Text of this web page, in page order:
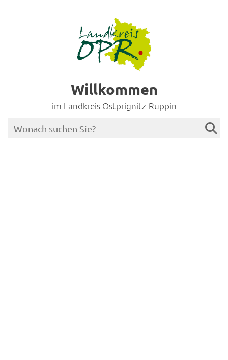
Willkommen
im Landkreis Ostprignitz-Ruppin